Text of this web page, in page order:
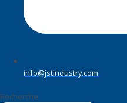
info@jstindustry.com
Recherche